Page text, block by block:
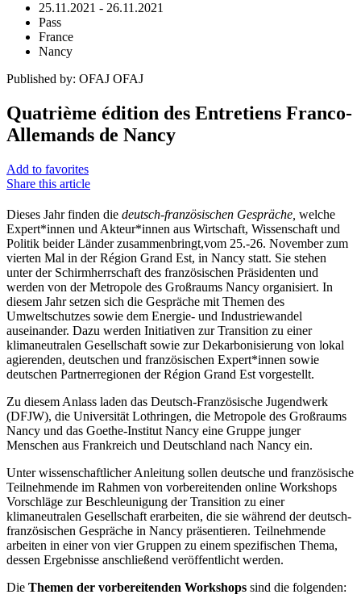
25.11.2021 - 26.11.2021
Pass
France
Nancy
Published by: OFAJ OFAJ
Quatrième édition des Entretiens Franco-
Allemands de Nancy
Add to favorites
Share this article
Dieses Jahr finden die deutsch-französischen Gespräche, welche
Expert*innen und Akteur*innen aus Wirtschaft, Wissenschaft und
Politik beider Länder zusammenbringt,vom 25.-26. November zum
vierten Mal in der Région Grand Est, in Nancy statt. Sie stehen
unter der Schirmherrschaft des französischen Präsidenten und
werden von der Metropole des Großraums Nancy organisiert. In
diesem Jahr setzen sich die Gespräche mit Themen des
Umweltschutzes sowie dem Energie- und Industriewandel
auseinander. Dazu werden Initiativen zur Transition zu einer
klimaneutralen Gesellschaft sowie zur Dekarbonisierung von lokal
agierenden, deutschen und französischen Expert*innen sowie
deutschen Partnerregionen der Région Grand Est vorgestellt.
Zu diesem Anlass laden das Deutsch-Französische Jugendwerk
(DFJW), die Universität Lothringen, die Metropole des Großraums
Nancy und das Goethe-Institut Nancy eine Gruppe junger
Menschen aus Frankreich und Deutschland nach Nancy ein.
Unter wissenschaftlicher Anleitung sollen deutsche und französische
Teilnehmende im Rahmen von vorbereitenden online Workshops
Vorschläge zur Beschleunigung der Transition zu einer
klimaneutralen Gesellschaft erarbeiten, die sie während der deutsch-
französischen Gespräche in Nancy präsentieren. Teilnehmende
arbeiten in einer von vier Gruppen zu einem spezifischen Thema,
dessen Ergebnisse anschließend veröffentlicht werden.
Die Themen der vorbereitenden Workshops sind die folgenden: